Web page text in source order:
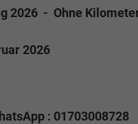
2026 - Ohne
2026
: 01703008728